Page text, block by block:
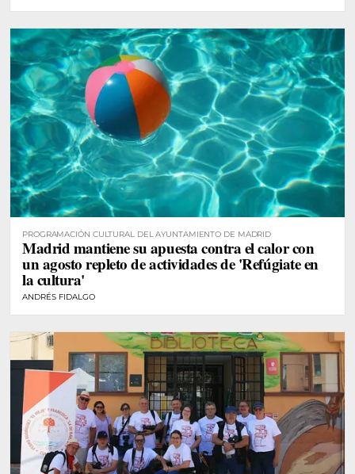
PROGRAMACIÓN CULTURAL DEL AYUNTAMIENTO DE MADRID
Madrid mantiene su apuesta contra el calor con
un agosto repleto de actividades de 'Refúgiate en
la cultura'
ANDRÉS FIDALGO